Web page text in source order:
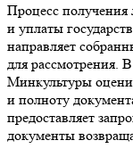
Процесс получения
и уплаты
направляет
для рассмотрения.
Минкультуры
и полноту
предоставляет
документы